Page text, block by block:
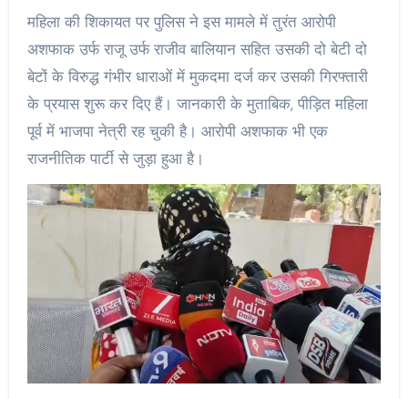
महिला की शिकायत पर पुलिस ने इस मामले में तुरंत आरोपी
अशफाक उर्फ राजू उर्फ राजीव बालियान सहित उसकी दो बेटी दो
बेटों के विरुद्ध गंभीर धाराओं में मुकदमा दर्ज कर उसकी गिरफ्तारी
के प्रयास शुरू कर दिए हैं। जानकारी के मुताबिक, पीड़ित महिला
पूर्व में भाजपा नेत्री रह चुकी है। आरोपी अशफाक भी एक
राजनीतिक पार्टी से जुड़ा हुआ है।